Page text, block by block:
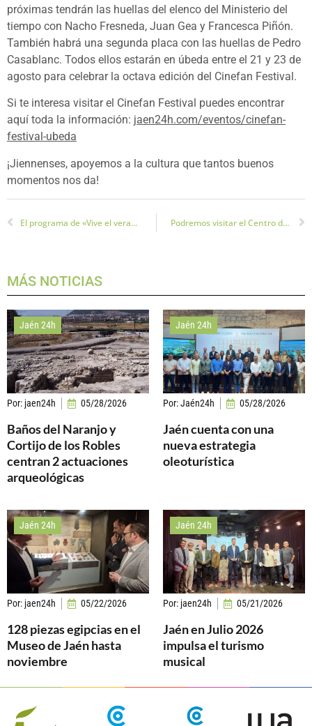
próximas tendrán las huellas del elenco del Ministerio del
tiempo con Nacho Fresneda, Juan Gea y Francesca Piñón.
También habrá una segunda placa con las huellas de Pedro
Casablanc. Todos ellos estarán en úbeda entre el 21 y 23 de
agosto para celebrar la octava edición del Cinefan Festival.
Si te interesa visitar el Cinefan Festival puedes encontrar
aquí toda la información: jaen24h.com/eventos/cinefan-
festival-ubeda
¡Jiennenses, apoyemos a la cultura que tantos buenos
momentos nos da!
El programa de «Vive el verano» se aplaza por medidas de seguridad Podremos visitar el Centro de Cría del Quebrantahuesos de Cazorla próximamente
MÁS NOTICIAS
Jaén 24h
Por: jaen24h 05/28/2026
Baños del Naranjo y
Cortijo de los Robles
centran 2 actuaciones
arqueológicas
Jaén 24h
Por:Jaén24h 05/28/2026
Jaén cuenta con una
nueva estrategia
oleoturística
Jaén 24h
Por: jaen24h 05/22/2026
128 piezas egipcias en el
Museo de Jaén hasta
noviembre
Jaén 24h
Por: jaen24h 05/21/2026
Jaén en Julio 2026
impulsa el turismo
musical